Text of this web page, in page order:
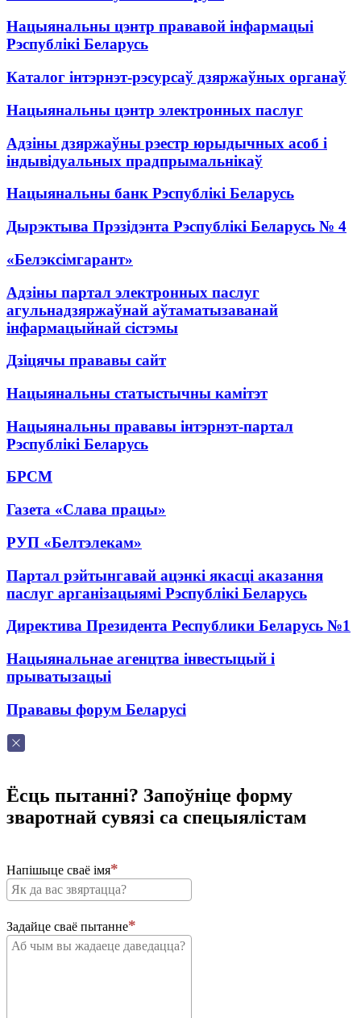
Нацыянальны цэнтр прававой інфармацыі
Рэспублікі Беларусь
Каталог інтэрнэт-рэсурсаў дзяржаўных органаў
Нацыянальны цэнтр электронных паслуг
Адзіны дзяржаўны рэестр юрыдычных асоб і
індывідуальных прадпрымальнікаў
Нацыянальны банк Рэспублікі Беларусь
Дырэктыва Прэзідэнта Рэспублікі Беларусь № 4
«Белэксімгарант»
Адзіны партал электронных паслуг
агульнадзяржаўнай аўтаматызаванай
інфармацыйнай сістэмы
Дзіцячы прававы сайт
Нацыянальны статыстычны камітэт
Нацыянальны прававы інтэрнэт-партал
Рэспублікі Беларусь
БРСМ
Газета «Слава працы»
РУП «Белтэлекам»
Партал рэйтынгавай ацэнкі якасці аказання
паслуг арганізацыямі Рэспублікі Беларусь
Директива Президента Республики Беларусь №1
Нацыянальнае агенцтва інвестыцый і
прыватызацыі
Прававы форум Беларусі
Ёсць пытанні? Запоўніце форму
зваротнай сувязі са спецыялістам
Напішыце сваё імя
Задайце сваё пытанне